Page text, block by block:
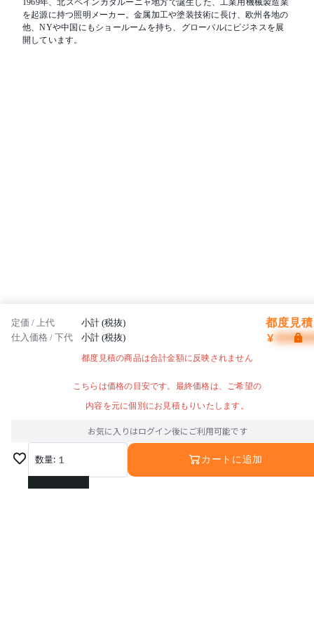
1969年、北スペインカタルーニャ地方で誕生した、工業用機械製造業
を起源に持つ照明メーカー。金属加工や塗装技術に長け、欧州各地の
他、NYや中国にもショールームを持ち、グローバルにビジネスを展
開しています。
定価 / 上代 小計 (税抜) 都度見
仕入価格 / 下代 小計 (税抜) ¥
都度見積の商品は合計金額に反映されません
こちらは価格の目安です。最終価格は、ご希望の
内容を元に個別にお見積もりいたします。
お気に入りはログイン後にご利用可能です
数量: 1
1
カートに追加